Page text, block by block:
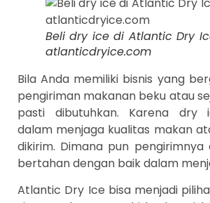
Beli dry ice di Atlantic Dry
atlanticdryice.com
Bila Anda memiliki bisnis yang
pengiriman makanan beku atau
pasti dibutuhkan. Karena dry
dalam menjaga kualitas makan
dikirim. Dimana pun
bertahan dengan baik dalam
Atlantic Dry Ice bisa menjadi